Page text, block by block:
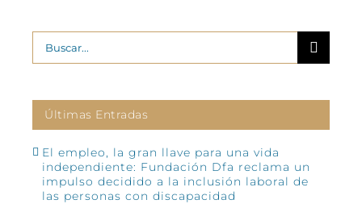
Buscar:
Últimas Entradas
El empleo, la gran llave para una vida
independiente: Fundación Dfa reclama un
impulso decidido a la inclusión laboral de
las personas con discapacidad